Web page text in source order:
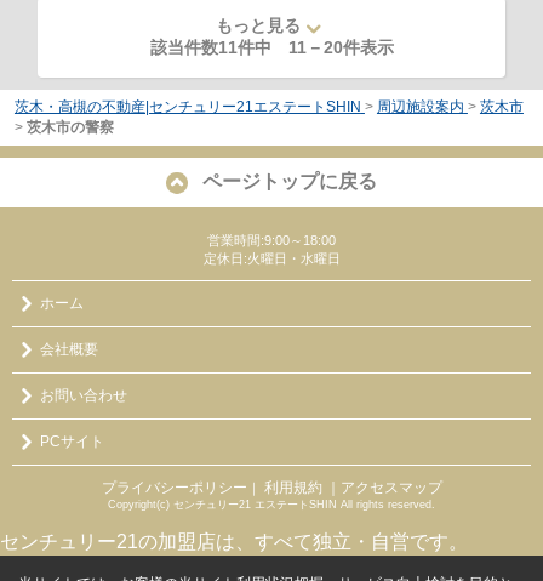
もっと見る
該当件数11件中 11 －20件表示
茨木・高槻の不動産|センチュリー21エステートSHIN > 周辺施設案内 > 茨木市
> 茨木市の警察
ページトップに戻る
営業時間:9:00～18:00
定休日:火曜日・水曜日
ホーム
会社概要
お問い合わせ
PCサイト
プライバシーポリシー ｜ 利用規約 ｜アクセスマップ
Copyright(c) センチュリー21 エステートSHIN All rights reserved.
センチュリー21の加盟店は、すべて独立・自営です。